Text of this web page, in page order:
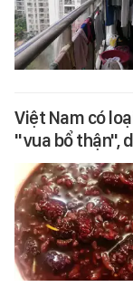
Việt Nam có
"vua bổ thận",